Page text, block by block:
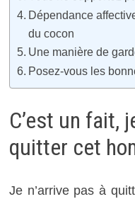
Dépendance
du cocon
Une manière de
Posez-vous les
C’est un fait,
quitter cet
Je n’arrive pas à